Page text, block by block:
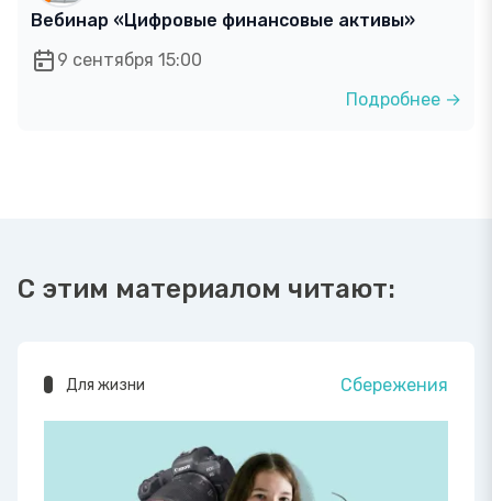
Вебинар «Цифровые финансовые активы»
9 сентября 15:00
Подробнее →
С этим материалом читают:
Для жизни Сбережения